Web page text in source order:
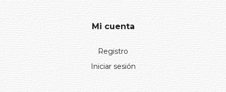
Mi cuenta
Registro
Iniciar sesión